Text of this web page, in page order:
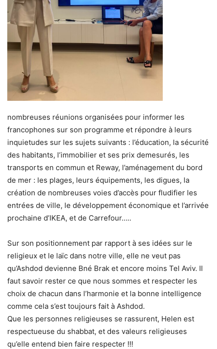
nombreuses réunions organisées pour informer les
francophones sur son programme et répondre à leurs
inquietudes sur les sujets suivants : l’éducation, la sécurité
des habitants, l’immobilier et ses prix demesurés, les
transports en commun et Reway, l’aménagement du bord
de mer : les plages, leurs équipements, les digues, la
création de nombreuses voies d’accès pour fludifier les
entrées de ville, le développement économique et l’arrivée
prochaine d’IKEA, et de Carrefour…..
Sur son positionnement par rapport à ses idées sur le
religieux et le laïc dans notre ville, elle ne veut pas
qu’Ashdod devienne Bné Brak et encore moins Tel Aviv. Il
faut savoir rester ce que nous sommes et respecter les
choix de chacun dans l’harmonie et la bonne intelligence
comme cela s’est toujours fait à Ashdod.
Que les personnes religieuses se rassurent, Helen est
respectueuse du shabbat, et des valeurs religieuses
qu’elle entend bien faire respecter !!!